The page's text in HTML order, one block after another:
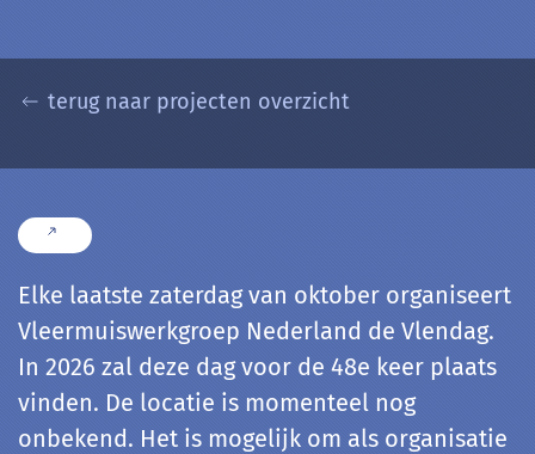
terug naar projecten overzicht
Elke laatste zaterdag van oktober organiseert
Vleermuiswerkgroep Nederland de Vlendag.
In 2026 zal deze dag voor de 48e keer plaats
vinden. De locatie is momenteel nog
onbekend. Het is mogelijk om als organisatie